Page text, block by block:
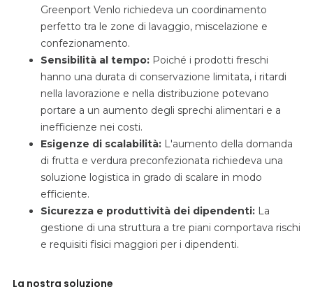
Greenport Venlo richiedeva un coordinamento
perfetto tra le zone di lavaggio, miscelazione e
confezionamento.
Sensibilità al tempo: Poiché i prodotti freschi
hanno una durata di conservazione limitata, i ritardi
nella lavorazione e nella distribuzione potevano
portare a un aumento degli sprechi alimentari e a
inefficienze nei costi.
Esigenze di scalabilità: L'aumento della domanda
di frutta e verdura preconfezionata richiedeva una
soluzione logistica in grado di scalare in modo
efficiente.
Sicurezza e produttività dei dipendenti: La
gestione di una struttura a tre piani comportava rischi
e requisiti fisici maggiori per i dipendenti.
La nostra soluzione